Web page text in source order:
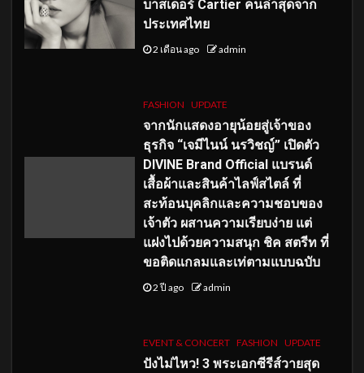
บาสเดอร์ Cartier คนล่าสุดจาก
ประเทศไทย
2 เดือน ago admin
FASHION UPDATE
จากนักแสดงอายุน้อยสู่เจ้าของ
ธุรกิจ “เจมีไนน์ นรวิชญ์” เปิดตัว
DIVINE Brand Official แบรนด์
เสื้อผ้าและสินค้าไลฟ์สไตล์ ที่
สะท้อนบุคลิกและความชอบของ
เจ้าตัว ผสานความเรียบง่าย แต่
แฝงไปด้วยความสนุก ชิค สตรีท ที่
ขอติดแกลมและเท่ตามแบบฉบับ
2 ปี ago admin
EVENT & CONCERT FASHION UPDATE
ปังไม่ไหว! 3 พระเอกซีรีส์วายสุด